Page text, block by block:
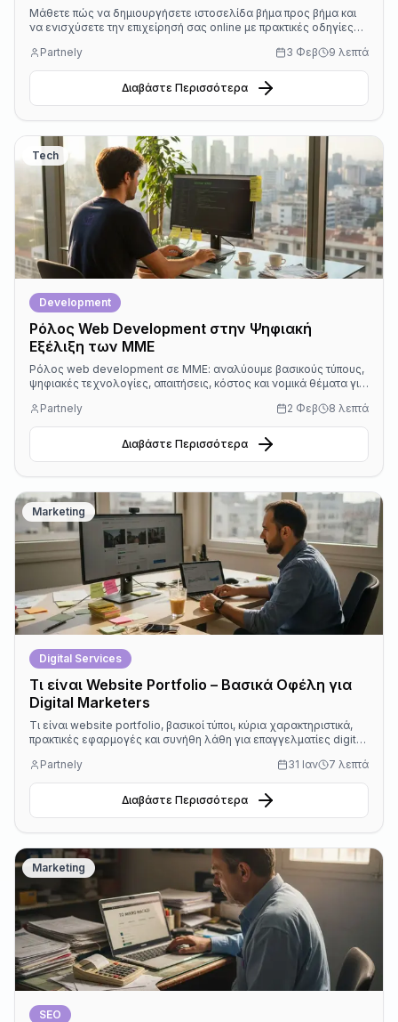
Μάθετε πώς να δημιουργήσετε ιστοσελίδα βήμα προς βήμα και
να ενισχύσετε την επιχείρησή σας online με πρακτικές οδηγίες
Partnely
3 Φεβ 9 λεπτά
Διαβάστε Περισσότερα
Tech
Development
Ρόλος Web Development στην Ψηφιακή
Εξέλιξη των ΜΜΕ
Ρόλος web development σε ΜΜΕ: αναλύουμε βασικούς τύπους,
ψηφιακές τεχνολογίες, απαιτήσεις, κόστος και νομικά θέματα για
Partnely
2 Φεβ 8 λεπτά
Διαβάστε Περισσότερα
Marketing
Digital Services
Τι είναι Website Portfolio – Βασικά Οφέλη για
Digital Marketers
Τι είναι website portfolio, βασικοί τύποι, κύρια χαρακτηριστικά,
πρακτικές εφαρμογές και συνήθη λάθη για επαγγελματίες digital
Partnely
31 Ιαν 7 λεπτά
Διαβάστε Περισσότερα
Marketing
SEO